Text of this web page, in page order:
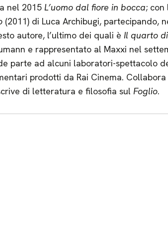
nel 2015 L’uomo dal fiore in bocca; con
(2011) di Luca Archibugi, partecipando,
autore, l’ultimo dei quali è Il quarto
e rappresentato al Maxxi nel
parte ad alcuni laboratori-spettacolo
prodotti da Rai Cinema.
di letteratura e filosofia sul Foglio.